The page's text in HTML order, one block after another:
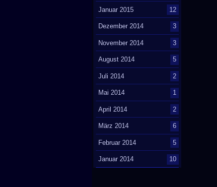
Januar 2015 12
Dezember 2014 3
November 2014 3
August 2014 5
Juli 2014 2
Mai 2014 1
April 2014 2
März 2014 6
Februar 2014 5
Januar 2014 10